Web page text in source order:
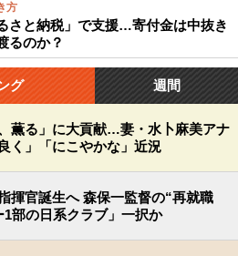
方
さと納税」で支援…寄付金は中抜き
るのか？
グ 週間
薫る」に大貢献…妻・水卜麻美アナ
く」「にこやかな」近況
揮官誕生へ 森保一監督の“再就職
部の日系クラブ」一択か